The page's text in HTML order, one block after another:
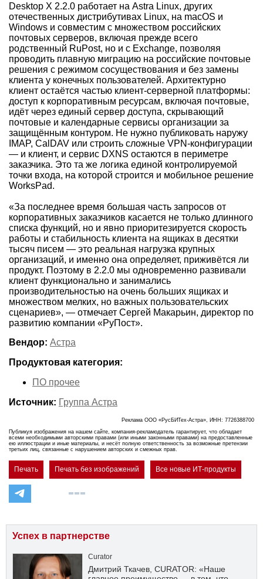
Desktop X 2.2.0 работает на Astra Linux, других
отечественных дистрибутивах Linux, на macOS и
Windows и совместим с множеством российских
почтовых серверов, включая прежде всего
родственный RuPost, но и с Exchange, позволяя
проводить плавную миграцию на российские почтовые
решения с режимом сосуществования и без замены
клиента у конечных пользователей. Архитектурно
клиент остаётся частью клиент-серверной платформы:
доступ к корпоративным ресурсам, включая почтовые,
идёт через единый сервер доступа, скрывающий
почтовые и календарные сервисы организации за
защищённым контуром. Не нужно публиковать наружу
IMAP, CalDAV или строить сложные VPN-конфигурации
— и клиент, и сервис DXNS остаются в периметре
заказчика. Это та же логика единой контролируемой
точки входа, на которой строится и мобильное решение
WorksPad.
«За последнее время большая часть запросов от
корпоративных заказчиков касается не только длинного
списка функций, но и явно приоритезируется скорость
работы и стабильность клиента на ящиках в десятки
тысяч писем — это реальная нагрузка крупных
организаций, и именно она определяет, приживётся ли
продукт. Поэтому в 2.2.0 мы одновременно развивали
клиент функционально и занимались
производительностью на очень больших ящиках и
множеством мелких, но важных пользовательских
сценариев», — отмечает Сергей Макарьин, директор по
развитию компании «РуПост».
Вендор: Астра
Продуктовая категория:
ПО прочее
Источник: Группа Астра
Реклама ООО «РусБИТех-Астра», ИНН: 7726388700
Публикуя изображения на нашем сайте, компания-рекламодатель гарантирует, что обладает
всеми необходимыми авторскими правами (или иными законными правами) на предоставленные
ею иллюстрации и иные материалы, и несёт полную ответственность за возможные претензии
третьих лиц, связанные с нарушением авторских и смежных прав.
Печать Печать без изображений Все новые ИТ-продукты
Успех в партнерстве
Curator
Дмитрий Ткачев, CURATOR: «Наше